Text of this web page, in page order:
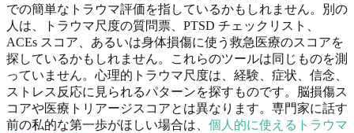
での簡単なトラウマ評価を指しているかもしれません。別の
人は、トラウマ尺度の質問票、PTSD チェックリスト、
ACEs スコア、あるいは身体損傷に使う救急医療のスコアを
探しているかもしれません。これらのツールは同じものを測
っていません。心理的トラウマ尺度は、経験、症状、信念、
ストレス反応に見られるパターンを探すものです。脳損傷ス
コアや医療トリアージスコアとは異なります。専門家に話す
前の私的な第一歩がほしい場合は、 個人的に使えるトラウマ